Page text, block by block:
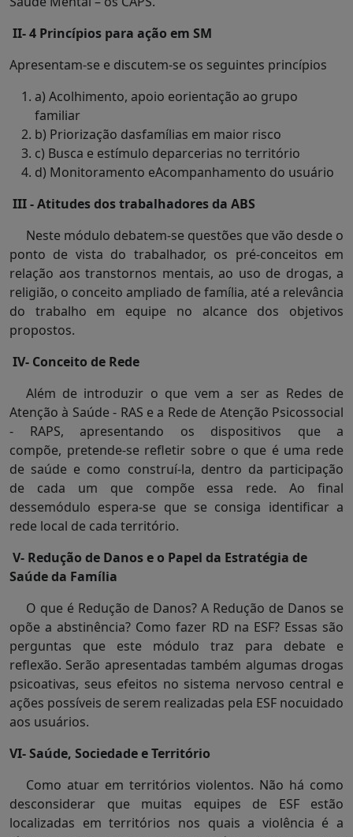
II- 4 Princípios para ação em SM
Apresentam-se e discutem-se os seguintes princípios
a) Acolhimento, apoio eorientação ao grupo
familiar
b) Priorização dasfamílias em maior risco
c) Busca e estímulo deparcerias no território
d) Monitoramento eAcompanhamento do usuário
III - Atitudes dos trabalhadores da ABS
Neste módulo debatem-se questões que vão desde o
ponto de vista do trabalhador, os pré-conceitos em
relação aos transtornos mentais, ao uso de drogas, a
religião, o conceito ampliado de família, até a relevância
do trabalho em equipe no alcance dos objetivos
propostos.
IV- Conceito de Rede
Além de introduzir o que vem a ser as Redes de
Atenção à Saúde - RAS e a Rede de Atenção Psicossocial
- RAPS, apresentando os dispositivos que a
compõe, pretende-se refletir sobre o que é uma rede
de saúde e como construí-la, dentro da participação
de cada um que compõe essa rede. Ao final
dessemódulo espera-se que se consiga identificar a
rede local de cada território.
V- Redução de Danos e o Papel da Estratégia de
Saúde da Família
O que é Redução de Danos? A Redução de Danos se
opõe a abstinência? Como fazer RD na ESF? Essas são
perguntas que este módulo traz para debate e
reflexão. Serão apresentadas também algumas drogas
psicoativas, seus efeitos no sistema nervoso central e
ações possíveis de serem realizadas pela ESF nocuidado
aos usuários.
VI- Saúde, Sociedade e Território
Como atuar em territórios violentos. Não há como
desconsiderar que muitas equipes de ESF estão
localizadas em territórios nos quais a violência é a